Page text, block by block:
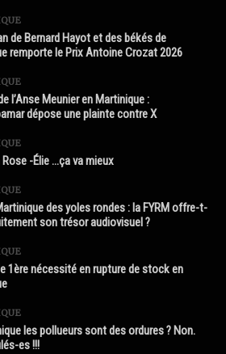
de Bernard Hayot et des békés de
remporte le Prix Antoine Crozat 2026
l’Anse Meunier en Martinique :
dépose une plainte contre X
Rose -Élie …ça va mieux
des yoles rondes : la FYRM offre-t-
son trésor audiovisuel ?
1ère nécessité en rupture de stock en
les pollueurs sont des ordures ? Non.
es !!!